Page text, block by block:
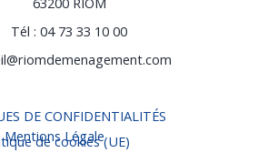
Tél : 04 73 33 10 00
DE CONFIDENTIALITÉS
Mentions Légale
de cookies (UE)